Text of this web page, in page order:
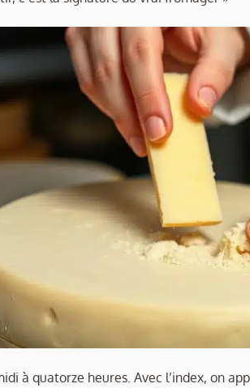
à quatorze heures. Avec l’index, on